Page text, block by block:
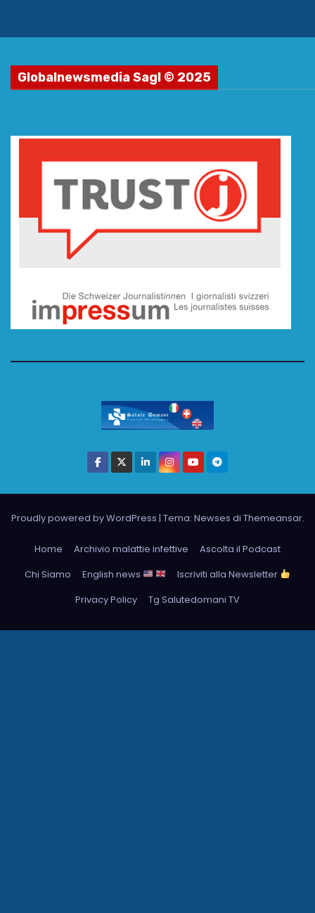
Globalnewsmedia Sagl © 2025
Proudly powered by WordPress | Tema: Newses di Themeansar.
Home Archivio malattie infettive
Ascolta il Podcast
Chi Siamo
English news
Iscriviti alla Newsletter
Privacy Policy
Tg Salutedomani TV